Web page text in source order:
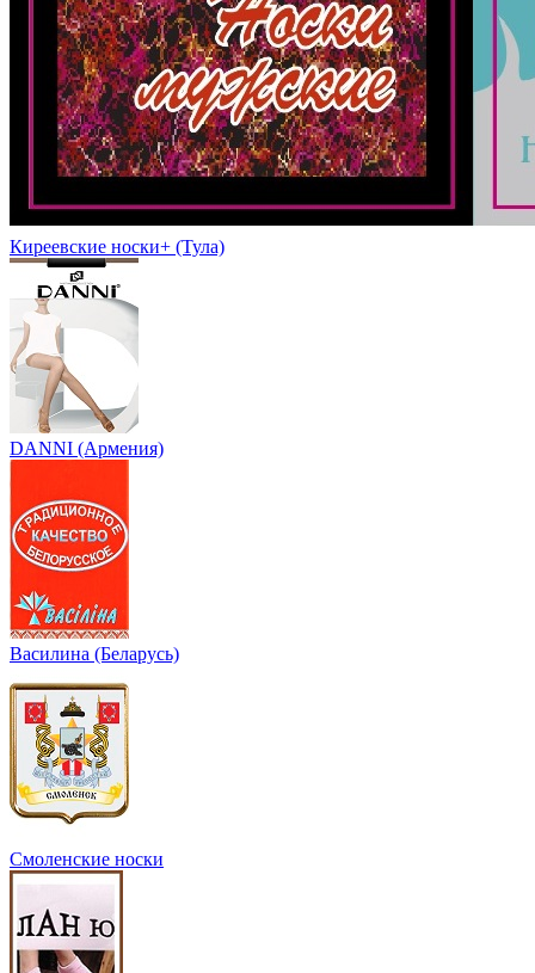
Киреевские носки+ (Тула)
DANNI (Армения)
Василина (Беларусь)
Смоленские носки